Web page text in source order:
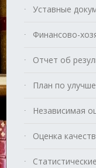
Уставные
Финансово-
Отчет об
План по
Независимая
Оценка